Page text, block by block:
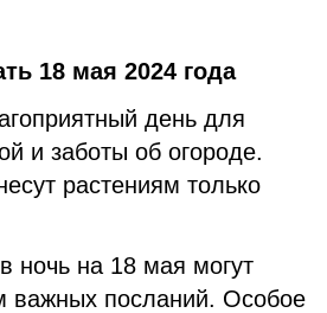
18 мая 2024 года
день для
и заботы об огороде.
растениям только
ночь на 18 мая могут
важных посланий. Особое